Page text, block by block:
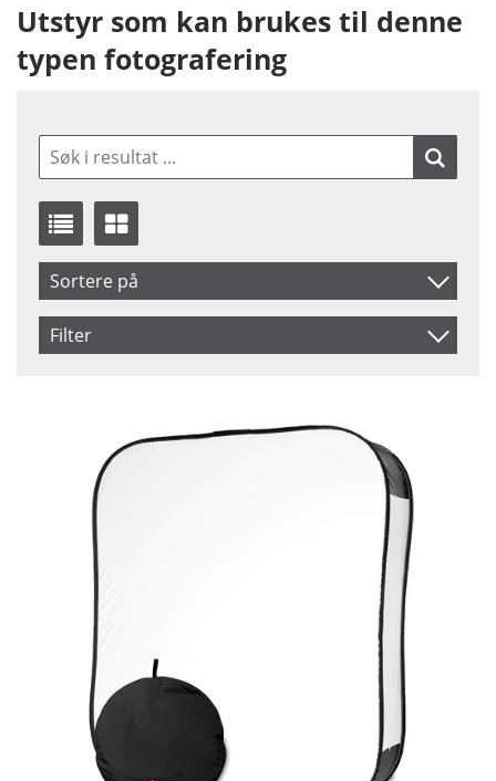
Utstyr som kan brukes til denne
typen fotografering
Sortere på
Benämning
Filter
Snart på lager